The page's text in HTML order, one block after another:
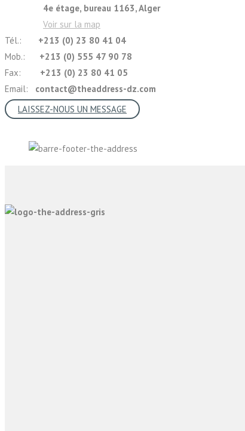
4e étage, bureau 1163, Alger
Voir sur la map
Tél.:
+213 (0) 23 80 41 04
Mob.: +213 (0) 555 47 90 78
Fax: +213 (0) 23 80 41 05
Email: contact@theaddress-dz.com
LAISSEZ-NOUS UN MESSAGE